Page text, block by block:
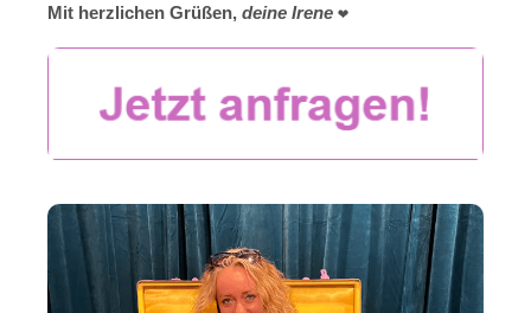
Mit herzlichen Grüßen, deine Irene ❤️